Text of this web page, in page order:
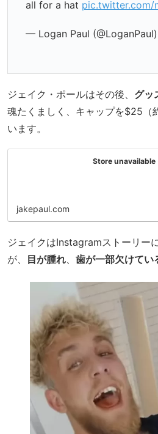
all for a hat pic.twitter.com/
— Logan Paul (@LoganPaul)
ジェイク・ポールはその後、 グッ
魂たくましく、キャップを$25（
います。
Store unavailable
jakepaul.com
ジェイクはInstagramストーリー
が、 目が腫れ、 歯が一部欠けてい